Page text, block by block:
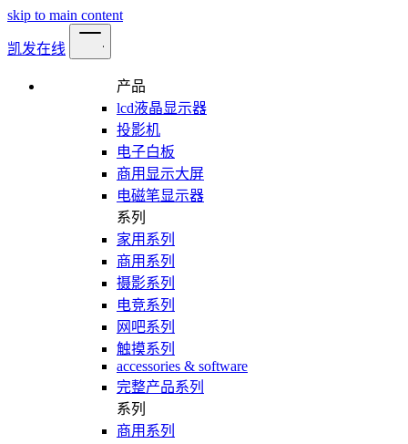
skip to main content
凯发在线
产品
lcd液晶显示器
投影机
电子白板
商用显示大屏
电磁笔显示器
系列
家用系列
商用系列
摄影系列
电竞系列
网吧系列
触摸系列
accessories & software
完整产品系列
系列
商用系列